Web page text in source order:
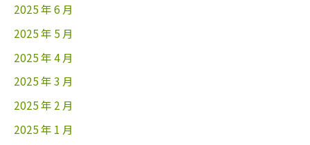
2025 年 6 月
2025 年 5 月
2025 年 4 月
2025 年 3 月
2025 年 2 月
2025 年 1 月